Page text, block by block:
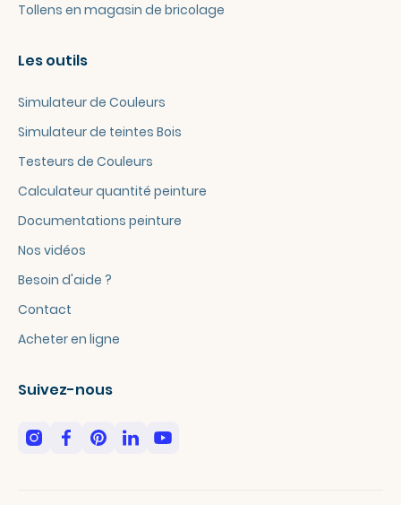
Tollens en magasin de bricolage
Les outils
Simulateur de Couleurs
Simulateur de teintes Bois
Testeurs de Couleurs
Calculateur quantité peinture
Documentations peinture
Nos vidéos
Besoin d'aide ?
Contact
Acheter en ligne
Suivez-nous